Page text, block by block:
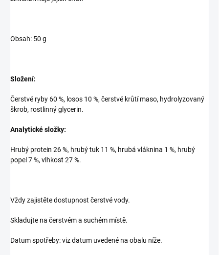
Obsah: 50 g
Složení:
Čerstvé ryby 60 %, losos 10 %, čerstvé krůtí maso, hydrolyzovaný
škrob, rostlinný glycerin.
Analytické složky:
Hrubý protein 26 %, hrubý tuk 11 %, hrubá vláknina 1 %, hrubý
popel 7 %, vlhkost 27 %.
Vždy zajistěte dostupnost čerstvé vody.
Skladujte na čerstvém a suchém místě.
Datum spotřeby: viz datum uvedené na obalu níže.